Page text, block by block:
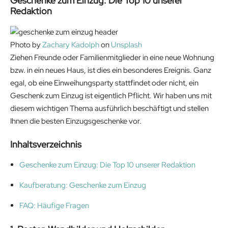
Redaktion
Photo byZachary Kadolphon Unsplash
Ziehen Freunde oder Familienmitglieder in eine neue Wohnung
bzw. in ein neues Haus, ist dies ein besonderes Ereignis. Ganz
egal, ob eine Einweihungsparty stattfindet oder nicht, ein
Geschenk zum Einzug ist eigentlich Pflicht. Wir haben uns mit
diesem wichtigen Thema ausführlich beschäftigt und stellen
Ihnen die besten Einzugsgeschenke vor.
Inhaltsverzeichnis
Geschenke zum Einzug: Die Top 10 unserer Redaktion
Kaufberatung: Geschenke zum Einzug
FAQ: Häufige Fragen